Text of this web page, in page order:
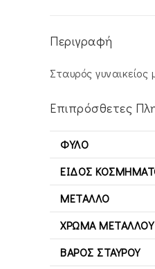
Περιγραφή
Σταυρός
Επιπρόσθετες
ΦΎΛΟ
ΕΊΔΟΣ
ΜΈΤΑΛΛΟ
ΧΡΏΜΑ ΜΕΤΆΛΛΟΥ
ΒΆΡΟΣ ΣΤΑΥΡΟΎ